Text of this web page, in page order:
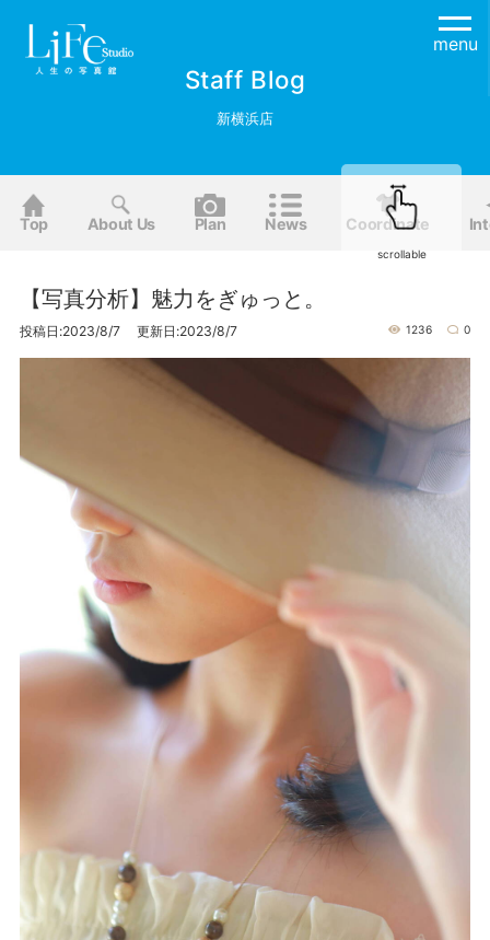
menu
Staff Blog
新横浜店
Top About Us Plan News Coordinate
【写真分析】魅力をぎゅっと。
投稿日:2023/8/7 更新日:2023/8/7 1236 0